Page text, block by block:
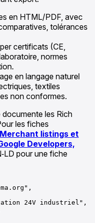
en HTML/PDF, avec
tolérances
certificats (CE,
normes
en langage naturel
textiles
non conformes.
les Rich
les fiches
Merchant listings et
Developers,
pour une fiche
24V industriel",